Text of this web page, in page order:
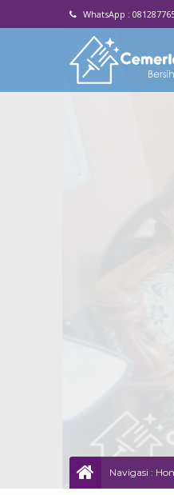
WhatsApp :
Navigasi :